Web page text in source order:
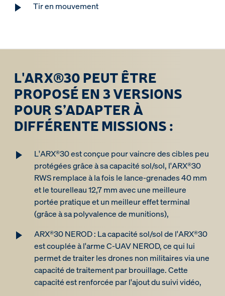
Tir en mouvement
L'ARX®30 PEUT ÊTRE
PROPOSÉ EN 3 VERSIONS
POUR S’ADAPTER À
DIFFÉRENTE MISSIONS :
L'ARX®30 est conçue pour vaincre des cibles peu
protégées grâce à sa capacité sol/sol, l'ARX®30
RWS remplace à la fois le lance-grenades 40 mm
et le tourelleau 12,7 mm avec une meilleure
portée pratique et un meilleur effet terminal
(grâce à sa polyvalence de munitions),
ARX®30 NEROD : La capacité sol/sol de l'ARX®30
est couplée à l'arme C-UAV NEROD, ce qui lui
permet de traiter les drones non militaires via une
capacité de traitement par brouillage. Cette
capacité est renforcée par l'ajout du suivi vidéo,